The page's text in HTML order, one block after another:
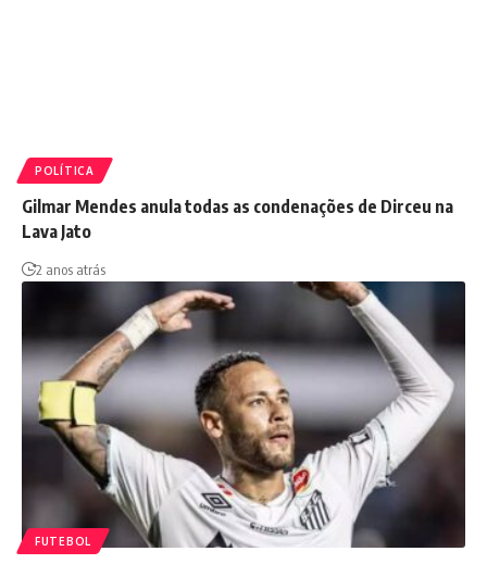
POLÍTICA
Gilmar Mendes anula todas as condenações de Dirceu na
Lava Jato
2 anos atrás
FUTEBOL